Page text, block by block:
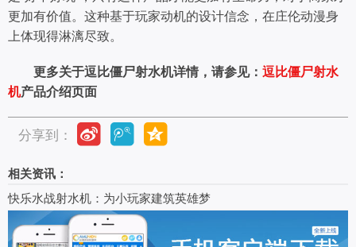
更加有价值。这种基于玩家动机的设计信念，在庄伦动漫身
上体现得淋漓尽致。
更多关于逗比僵尸射水机详情，请参见： 逗比僵尸射水
机产品介绍页面
分享到：
相关资讯：
快乐水战射水机：为小玩家建筑英雄梦